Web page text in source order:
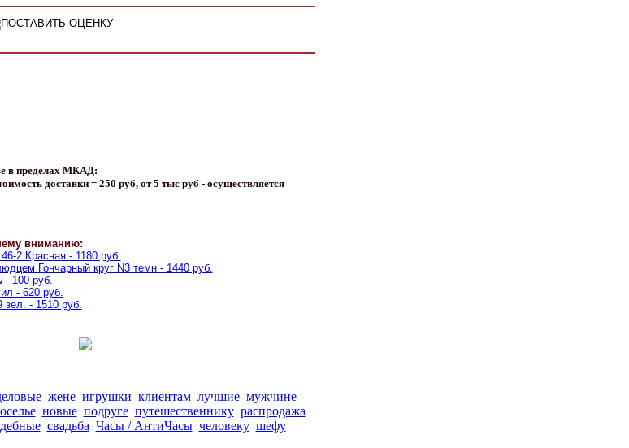
в пределах МКАД:
доставки = 250 руб, от 5 тыс руб - осуществляется
вниманию:
2 Красная - 1180 руб.
Гончарный круг N3 темн - 1440 руб.
- 100 руб.
- 620 руб.
- 1510 руб.
жене игрушки клиентам лучшие мужчине
новые подруге путешественнику распродажа
свадьба Часы / АнтиЧасы человеку шефу